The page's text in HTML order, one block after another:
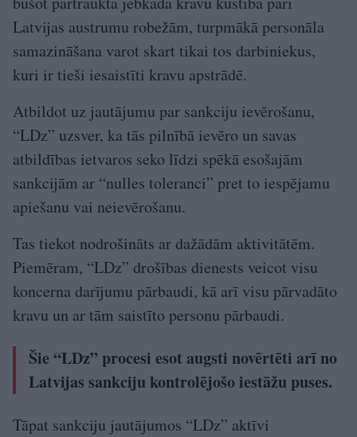
Latvijas austrumu robežām, turpmākā personāla
samazināšana varot skart tikai tos darbiniekus,
kuri ir tieši iesaistīti kravu apstrādē.
Atbildot uz jautājumu par sankciju ievērošanu,
“LDz” uzsver, ka tās pilnībā ievēro un savas
atbildības ietvaros seko līdzi spēkā esošajām
sankcijām ar “nulles toleranci” pret to iespējamu
apiešanu vai neievērošanu.
Tas tiekot nodrošināts ar dažādām aktivitātēm.
Piemēram, “LDz” drošības dienests veicot visu
koncerna darījumu pārbaudi, kā arī visu pārvadāto
kravu un ar tām saistīto personu pārbaudi.
Šie “LDz” procesi esot augsti novērtēti arī no
Latvijas sankciju kontrolējošo iestāžu puses.
Tāpat sankciju jautājumos “LDz” aktīvi